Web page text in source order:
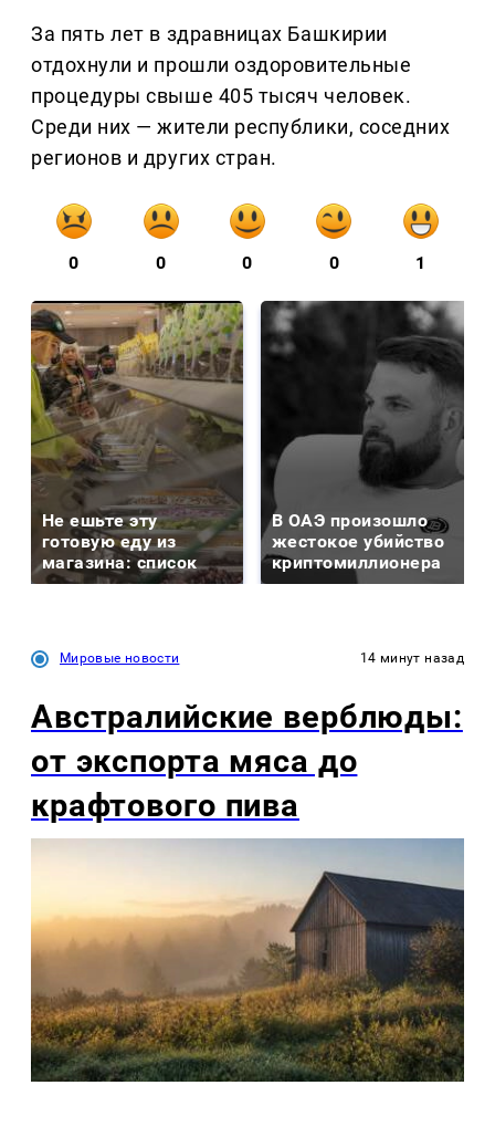
За пять лет в здравницах Башкирии
отдохнули и прошли оздоровительные
процедуры свыше 405 тысяч человек.
Среди них — жители республики, соседних
регионов и других стран.
0 0 0 0 1
Не ешьте эту
готовую еду из
магазина: список
В ОАЭ произошло
жестокое убийство
криптомиллионера
Мировые новости 14 минут назад
Австралийские верблюды:
от экспорта мяса до
крафтового пива